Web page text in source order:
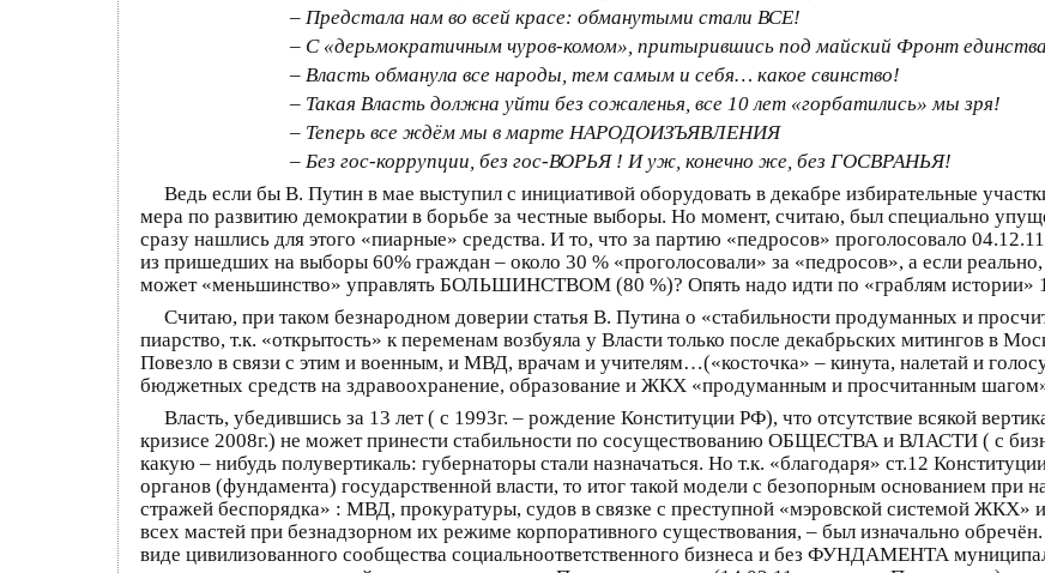
– Предстала нам во всей красе: обманутыми стали ВСЕ!
– С «дерьмократичным чуров-комом», притырившись под майский Фронт
– Власть обманула все народы, тем самым и себя… какое свинство!
– Такая Власть должна уйти без сожаленья, все 10 лет «горбатились» мы зря!
– Теперь все ждём мы в марте НАРОДОИЗЪЯВЛЕНИЯ
– Без гос-коррупции, без гос-ВОРЬЯ ! И уж, конечно же, без ГОСВРАНЬЯ!
Ведь если бы В. Путин в мае выступил с инициативой оборудовать в декабре избирательные
мера по развитию демократии в борьбе за честные выборы. Но момент, считаю, был специально
сразу нашлись для этого «пиарные» средства. И то, что за партию «педросов» проголосовало
из пришедших на выборы 60% граждан – около 30 % «проголосовали» за «педросов», а если
может «меньшинство» управлять БОЛЬШИНСТВОМ (80 %)? Опять надо идти по «граблям истории»
Считаю, при таком безнародном доверии статья В. Путина о «стабильности продуманных и
пиарство, т.к. «открытость» к переменам возбуяла у Власти только после декабрьских митингов в
Повезло в связи с этим и военным, и МВД, врачам и учителям…(«косточка» – кинута, налетай и
бюджетных средств на здравоохранение, образование и ЖКХ «продуманным и просчитанным
Власть, убедившись за 13 лет ( с 1993г. – рождение Конституции РФ), что отсутствие всякой
кризисе 2008г.) не может принести стабильности по сосуществованию ОБЩЕСТВА и ВЛАСТИ ( с
какую – нибудь полувертикаль: губернаторы стали назначаться. Но т.к. «благодаря» ст.12
органов (фундамента) государственной власти, то итог такой модели с безопорным основанием при
стражей беспорядка» : МВД, прокуратуры, судов в связке с преступной «мэровской системой ЖКХ»
всех мастей при безнадзорном их режиме корпоративного существования, – был изначально
виде цивилизованного сообщества социальноответственного бизнеса и без ФУНДАМЕНТА